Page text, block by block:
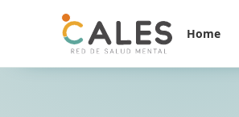
Home